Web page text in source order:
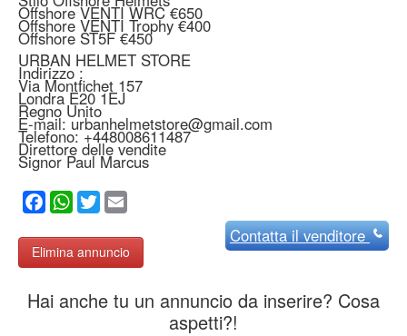
Offshore VENTI WRC €650
Offshore VENTI Trophy €400
Offshore ST5F €450
URBAN HELMET STORE
Indirizzo :
Via Montfichet 157
Londra E20 1EJ
Regno Unito
E-mail: urbanhelmetstore@gmail.com
Telefono: +448008611487
Direttore delle vendite
Signor Paul Marcus
Facebook
WhatsApp
Twitter
Elimina annuncio
Contattail venditore
Hai anche tu un annuncio da inserire? Cosa
aspetti?!